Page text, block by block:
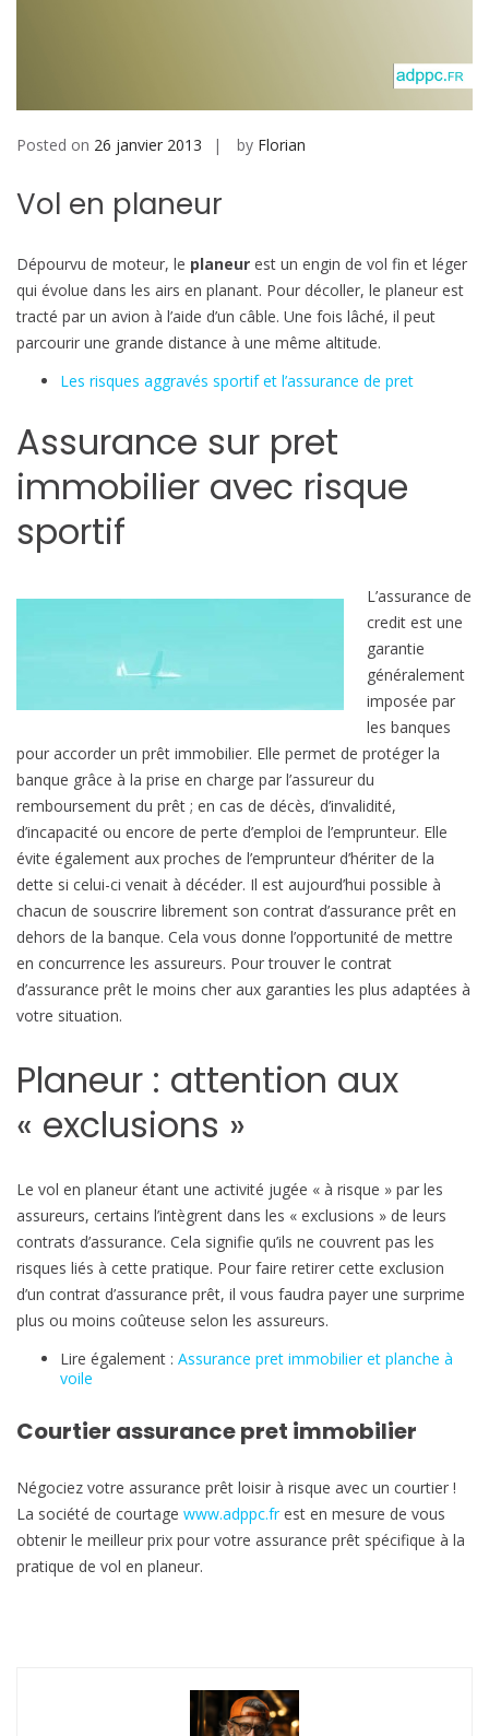
l
e
Posted on 26 janvier 2013 by Florian
Vol en planeur
Dépourvu de moteur, le planeur est un engin de vol fin et léger
qui évolue dans les airs en planant. Pour décoller, le planeur est
tracté par un avion à l’aide d’un câble. Une fois lâché, il peut
parcourir une grande distance à une même altitude.
Les risques aggravés sportif et l’assurance de pret
Assurance sur pret
immobilier avec risque
sportif
L’assurance de
credit est une
garantie
généralement
imposée par
les banques
pour accorder un prêt immobilier. Elle permet de protéger la
banque grâce à la prise en charge par l’assureur du
remboursement du prêt ; en cas de décès, d’invalidité,
d’incapacité ou encore de perte d’emploi de l’emprunteur. Elle
évite également aux proches de l’emprunteur d’hériter de la
dette si celui-ci venait à décéder. Il est aujourd’hui possible à
chacun de souscrire librement son contrat d’assurance prêt en
dehors de la banque. Cela vous donne l’opportunité de mettre
en concurrence les assureurs. Pour trouver le contrat
d’assurance prêt le moins cher aux garanties les plus adaptées à
votre situation.
Planeur : attention aux
« exclusions »
Le vol en planeur étant une activité jugée « à risque » par les
assureurs, certains l’intègrent dans les « exclusions » de leurs
contrats d’assurance. Cela signifie qu’ils ne couvrent pas les
risques liés à cette pratique. Pour faire retirer cette exclusion
d’un contrat d’assurance prêt, il vous faudra payer une surprime
plus ou moins coûteuse selon les assureurs.
Lire également : Assurance pret immobilier et planche à
voile
Courtier assurance pret immobilier
Négociez votre assurance prêt loisir à risque avec un courtier !
La société de courtage www.adppc.frest en mesure de vous
obtenir le meilleur prix pour votre assurance prêt spécifique à la
pratique de vol en planeur.